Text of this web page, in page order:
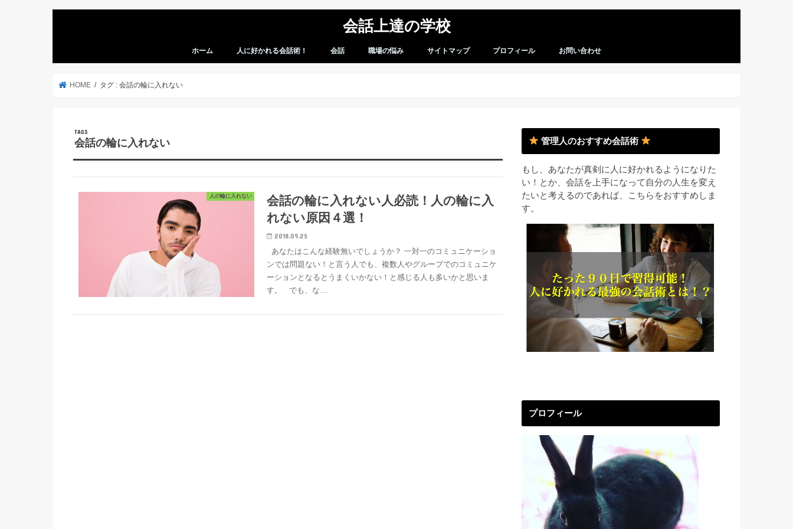
会話上達の学校
ホーム 人に好かれる会話術！ 会話 職場の悩み サイトマップ プロフィール お問い合わせ
HOME タグ : 会話の輪に入れない
会話の輪に入れない
人の輪に入れない
会話の輪に入れない人必読！人の輪に入
れない原因４選！
2018.09.25
あなたはこんな経験無いでしょうか？ 一対一のコミュニケーショ
ンでは問題ない！と言う人でも、複数人やグループでのコミュニケ
ーションとなるとうまくいかない！と感じる人も多いかと思いま
す。 でも、な…
管理人のおすすめ会話術
もし、あなたが真剣に人に好かれるようになりた
い！とか、会話を上手になって自分の人生を変え
たいと考えるのであれば、こちらをおすすめしま
す。
プロフィール